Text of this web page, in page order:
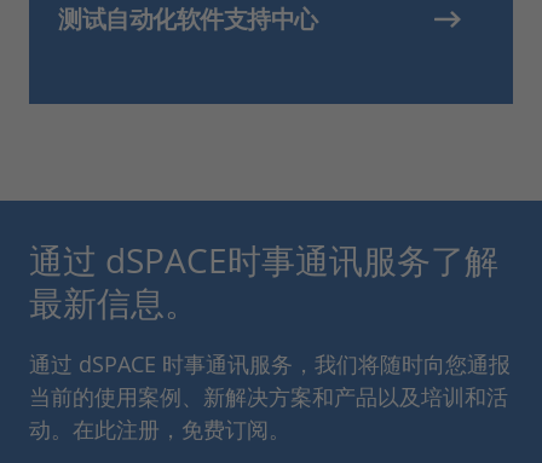
测试自动化软件支持中心
通过 dSPACE时事通讯服务了解
最新信息。
通过 dSPACE 时事通讯服务，我们将随时向您通报
当前的使用案例、新解决方案和产品以及培训和活
动。在此注册，免费订阅。